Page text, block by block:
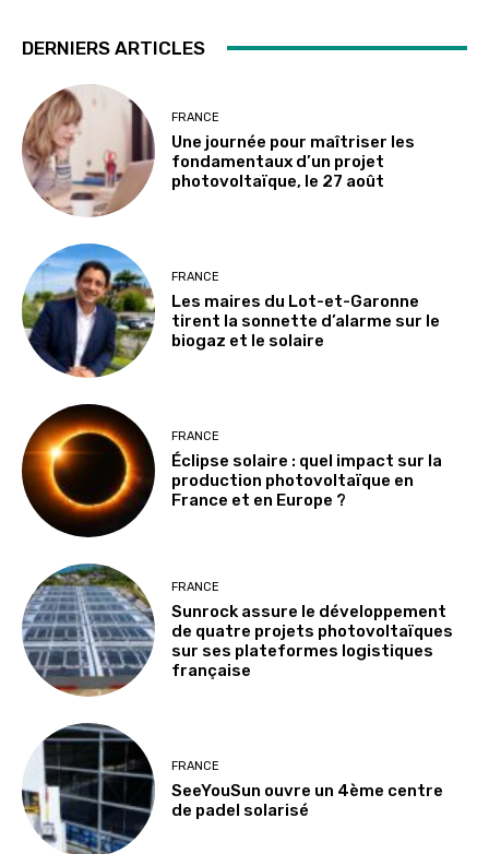
DERNIERS ARTICLES
FRANCE
Une journée pour maîtriser les
fondamentaux d’un projet
photovoltaïque, le 27 août
FRANCE
Les maires du Lot-et-Garonne
tirent la sonnette d’alarme sur le
biogaz et le solaire
FRANCE
Éclipse solaire : quel impact sur la
production photovoltaïque en
France et en Europe ?
FRANCE
Sunrock assure le développement
de quatre projets photovoltaïques
sur ses plateformes logistiques
française
FRANCE
SeeYouSun ouvre un 4ème centre
de padel solarisé